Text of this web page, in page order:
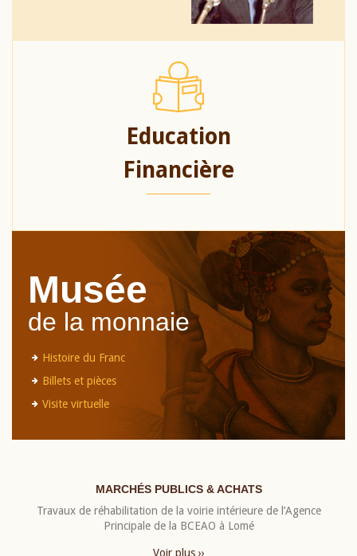
Education
Financière
Musée
de la monnaie
Histoire du Franc
Billets et pièces
Visite virtuelle
MARCHÉS PUBLICS & ACHATS
Travaux de réhabilitation de la voirie intérieure de l’Agence
Principale de la BCEAO à Lomé
Voir plus ››